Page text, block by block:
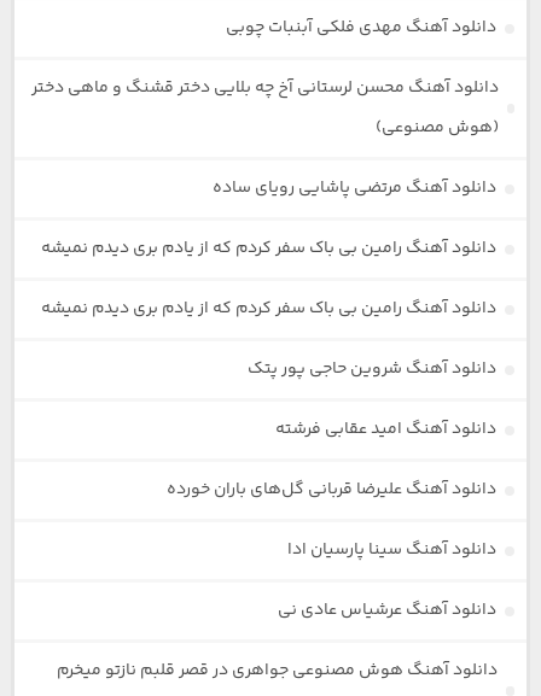
دانلود آهنگ مهدی فلکی آبنبات چوبی
دانلود آهنگ محسن لرستانی آخ چه بلایی دختر قشنگ و ماهی دختر
(هوش مصنوعی)
دانلود آهنگ مرتضی پاشایی رویای ساده
دانلود آهنگ رامین بی باک سفر کردم که از یادم بری دیدم نمیشه
دانلود آهنگ رامین بی باک سفر کردم که از یادم بری دیدم نمیشه
دانلود آهنگ شروین حاجی پور پتک
دانلود آهنگ امید عقابی فرشته
دانلود آهنگ علیرضا قربانی گل‌های باران خورده
دانلود آهنگ سینا پارسیان ادا
دانلود آهنگ عرشیاس عادی نی
دانلود آهنگ هوش مصنوعی جواهری در قصر قلبم نازتو میخرم